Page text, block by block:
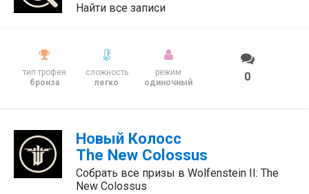
Найти все записи
тип трофея
бронза
сложность
легко
режим
одиночный
0
Новый Колосс
The New Colossus
Собрать все призы в Wolfenstein II: The
New Colossus